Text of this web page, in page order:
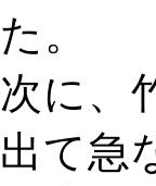
た。
次に、
出て急